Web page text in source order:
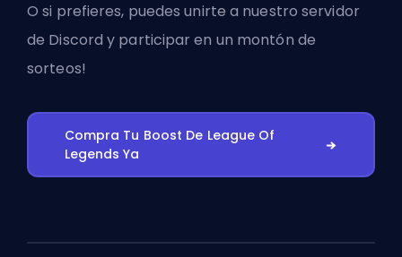
O si prefieres, puedesunirte a nuestro servidor
de Discord y participar en un montón de
sorteos!
Compra Tu Boost De League Of
Legends Ya